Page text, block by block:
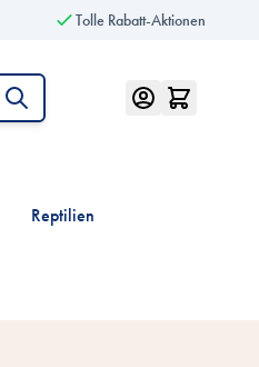
Tolle Rabatt-Aktionen
Reptilien